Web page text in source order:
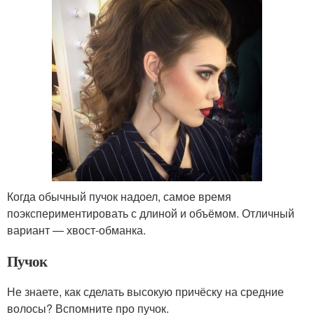
Когда обычный пучок надоел, самое время
поэкспериментировать с длиной и объёмом. Отличный
вариант — хвост-обманка.
Пучок
Не знаете, как сделать высокую причёску на средние
волосы? Вспомните про пучок.